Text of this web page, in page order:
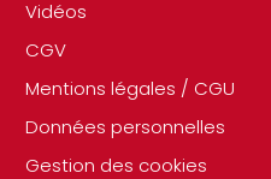
Vidéos
CGV
Mentions légales / CGU
Données personnelles
Gestion des cookies